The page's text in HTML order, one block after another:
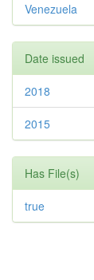
Venezuela
Date issued
2018
2015
Has File(s)
true